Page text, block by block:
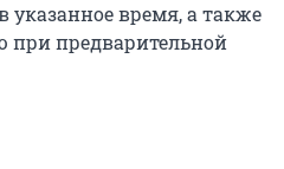
время, а также
при предварительной